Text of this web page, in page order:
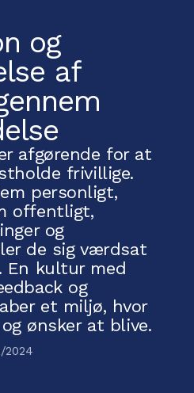
og
af
afgørende for at
frivillige.
personligt,
offentligt,
og
de sig værdsat
En kultur med
og
et miljø, hvor
ønsker at blive.
2024